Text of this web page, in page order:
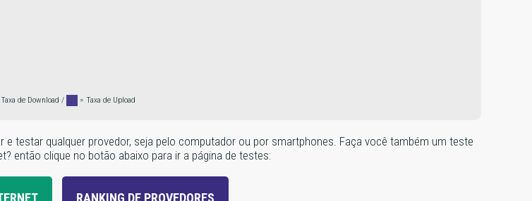
de Download / . = Taxa de Upload
testar qualquer provedor, seja pelo computador ou por smartphones. Faça você também um teste
então clique no botão abaixo para ir a página de testes:
RANKING DE PROVEDORES